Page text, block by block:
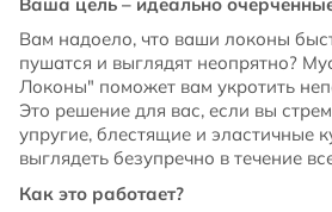
Вам надоело, что ваши локоны
пушатся и выглядят неопрятно?
Локоны" поможет вам укротить
Это решение для вас, если вы
упругие, блестящие и эластичные
выглядеть безупречно в течение
Как это работает?